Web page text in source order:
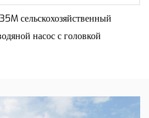
на свою легкую
эффективность. Он
источникам воды:
сельскохозяйственный
насос с головкой